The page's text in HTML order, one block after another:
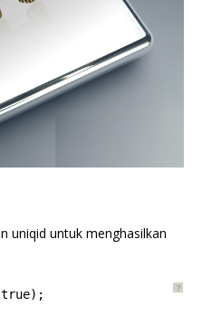
uniqid untuk menghasilkan
?